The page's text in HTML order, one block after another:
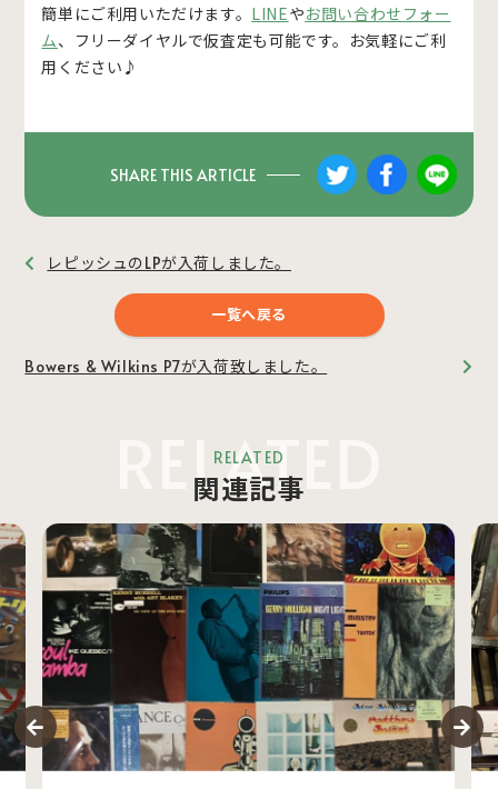
簡単にご利用いただけます。 LINEやお問い合わせフォー
ム、フリーダイヤルで仮査定も可能です。お気軽にご利
用ください♪
SHARE THIS ARTICLE
レピッシュのLPが入荷しました。
一覧へ戻る
Bowers & Wilkins P7が入荷致しました。
RELATED
RELATED
関連記事